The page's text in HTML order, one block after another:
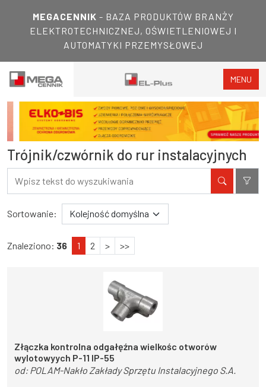
MEGACENNIK - BAZA PRODUKTÓW BRANŻY
ELEKTROTECHNICZNEJ, OŚWIETLENIOWEJ I
AUTOMATYKI PRZEMYSŁOWEJ
MENU
Trójnik/czwórnik do rur instalacyjnych
Filtry
Wyniki wyszukiwania
Sortowanie:
Znaleziono: 36 1 2 > >>
Złączka kontrolna odgałęźna wielkośc otworów
wylotowyych P-11 IP-55
od: POLAM-Nakło Zakłady Sprzętu Instalacyjnego S.A.